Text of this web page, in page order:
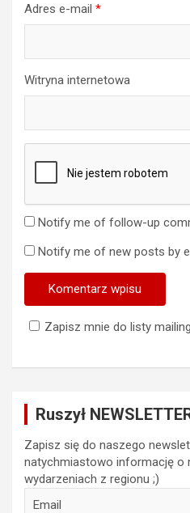
Adres e-mail *
Witryna internetowa
Notify me of follow-up
Notify me of new posts by
Zapisz mnie do listy
Ruszył
Zapisz się do naszego
natychmiastowo informację o
wydarzeniach z regionu ;)